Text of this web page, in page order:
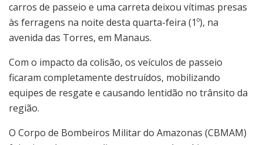
carros de passeio e uma carreta deixou vítimas presas
às ferragens na noite desta quarta-feira (1º), na
avenida das Torres, em Manaus.
Com o impacto da colisão, os veículos de passeio
ficaram completamente destruídos, mobilizando
equipes de resgate e causando lentidão no trânsito da
região.
O Corpo de Bombeiros Militar do Amazonas (CBMAM)